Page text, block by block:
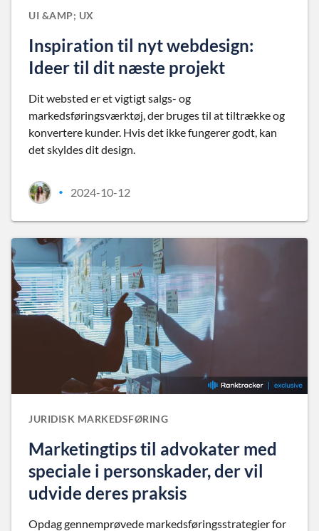
UI &AMP; UX
Inspiration til nyt webdesign:
Ideer til dit næste projekt
Dit websted er et vigtigt salgs- og
markedsføringsværktøj, der bruges til at tiltrække og
konvertere kunder. Hvis det ikke fungerer godt, kan
det skyldes dit design.
• 2024-10-12
JURIDISK MARKEDSFØRING
Marketingtips til advokater med
speciale i personskader, der vil
udvide deres praksis
Opdag gennemprøvede markedsføringsstrategier for